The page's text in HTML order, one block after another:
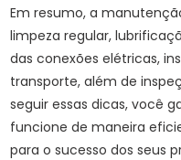
Em resumo, a
limpeza regular,
das conexões elétricas,
transporte, além de
seguir essas dicas, você
funcione de maneira
para o sucesso dos seus